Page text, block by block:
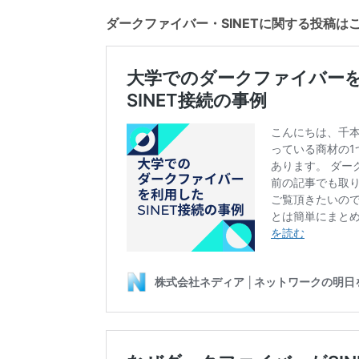
ダークファイバー・SINETに関する投稿は